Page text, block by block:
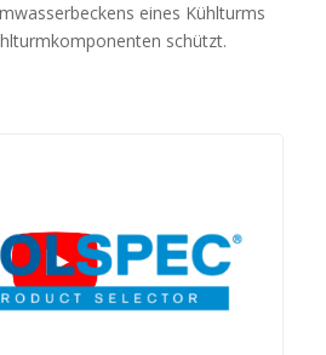
eines Kühlturms
schützt.